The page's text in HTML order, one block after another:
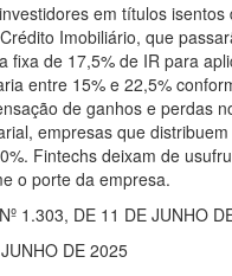
em títulos
Imobiliário, que
fixa de 17,5% de IR para
entre 15% e 22,5%
de ganhos e perdas
empresas que
Fintechs deixam de
o porte da empresa.
1.303, DE 11 DE JUNHO
DE 2025